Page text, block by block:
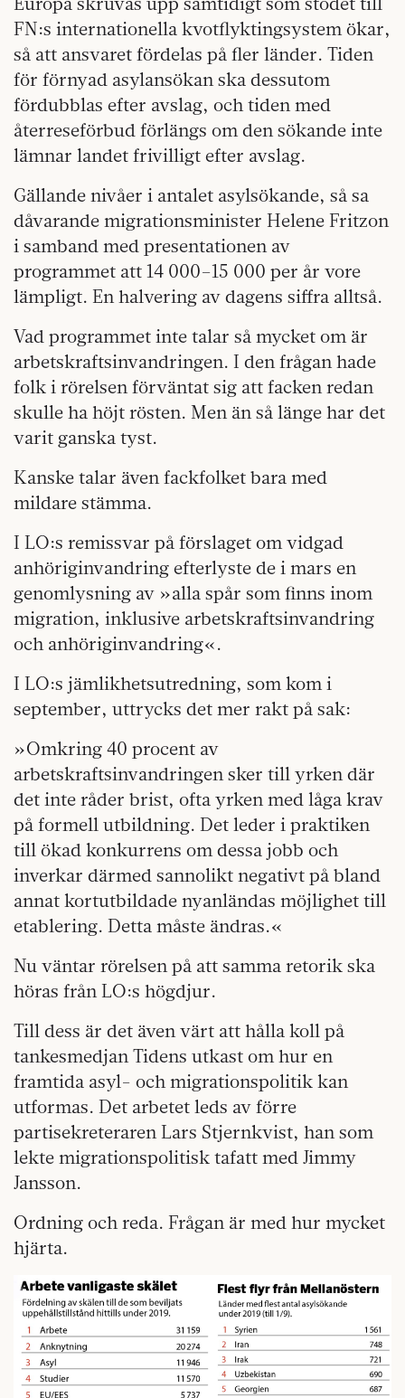
FN:s internationella kvotflyktingsystem ökar,
så att ansvaret fördelas på fler länder. Tiden
för förnyad asylansökan ska dessutom
fördubblas efter avslag, och tiden med
återreseförbud förlängs om den sökande inte
lämnar landet frivilligt efter avslag.
Gällande nivåer i antalet asylsökande, så sa
dåvarande migrationsminister Helene Fritzon
i samband med presentationen av
programmet att 14 000–15 000 per år vore
lämpligt. En halvering av dagens siffra alltså.
Vad programmet inte talar så mycket om är
arbetskraftsinvandringen. I den frågan hade
folk i rörelsen förväntat sig att facken redan
skulle ha höjt rösten. Men än så länge har det
varit ganska tyst.
Kanske talar även fackfolket bara med
mildare stämma.
I LO:s remissvar på förslaget om vidgad
anhöriginvandring efterlyste de i mars en
genomlysning av »alla spår som finns inom
migration, inklusive arbetskraftsinvandring
och anhöriginvandring«.
I LO:s jämlikhetsutredning, som kom i
september, uttrycks det mer rakt på sak:
»Omkring 40 procent av
arbetskraftsinvandringen sker till yrken där
det inte råder brist, ofta yrken med låga krav
på formell utbildning. Det leder i praktiken
till ökad konkurrens om dessa jobb och
inverkar därmed sannolikt negativt på bland
annat kortutbildade nyanländas möjlighet till
etablering. Detta måste ändras.«
Nu väntar rörelsen på att samma retorik ska
höras från LO:s högdjur.
Till dess är det även värt att hålla koll på
tankesmedjan Tidens utkast om hur en
framtida asyl- och migrationspolitik kan
utformas. Det arbetet leds av förre
partisekreteraren Lars Stjernkvist, han som
lekte migrationspolitisk tafatt med Jimmy
Jansson.
Ordning och reda. Frågan är med hur mycket
hjärta.